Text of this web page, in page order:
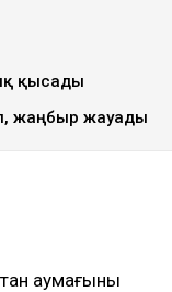
қысады
жаңбыр жауады
аумағының